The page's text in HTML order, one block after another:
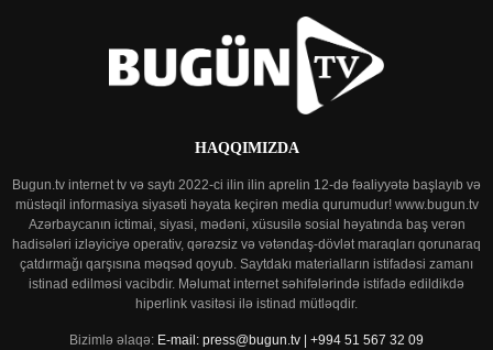
HAQQIMIZDA
Bugun.tv internet tv və saytı 2022-ci ilin ilin aprelin 12-də fəaliyyətə başlayıb və
müstəqil informasiya siyasəti həyata keçirən media qurumudur! www.bugun.tv
Azərbaycanın ictimai, siyasi, mədəni, xüsusilə sosial həyatında baş verən
hadisələri izləyiciyə operativ, qərəzsiz və vətəndaş-dövlət maraqları qorunaraq
çatdırmağı qarşısına məqsəd qoyub. Saytdakı materialların istifadəsi zamanı
istinad edilməsi vacibdir. Məlumat internet səhifələrində istifadə edildikdə
hiperlink vasitəsi ilə istinad mütləqdir.
Bizimlə əlaqə: E-mail: press@bugun.tv | +994 51 567 32 09